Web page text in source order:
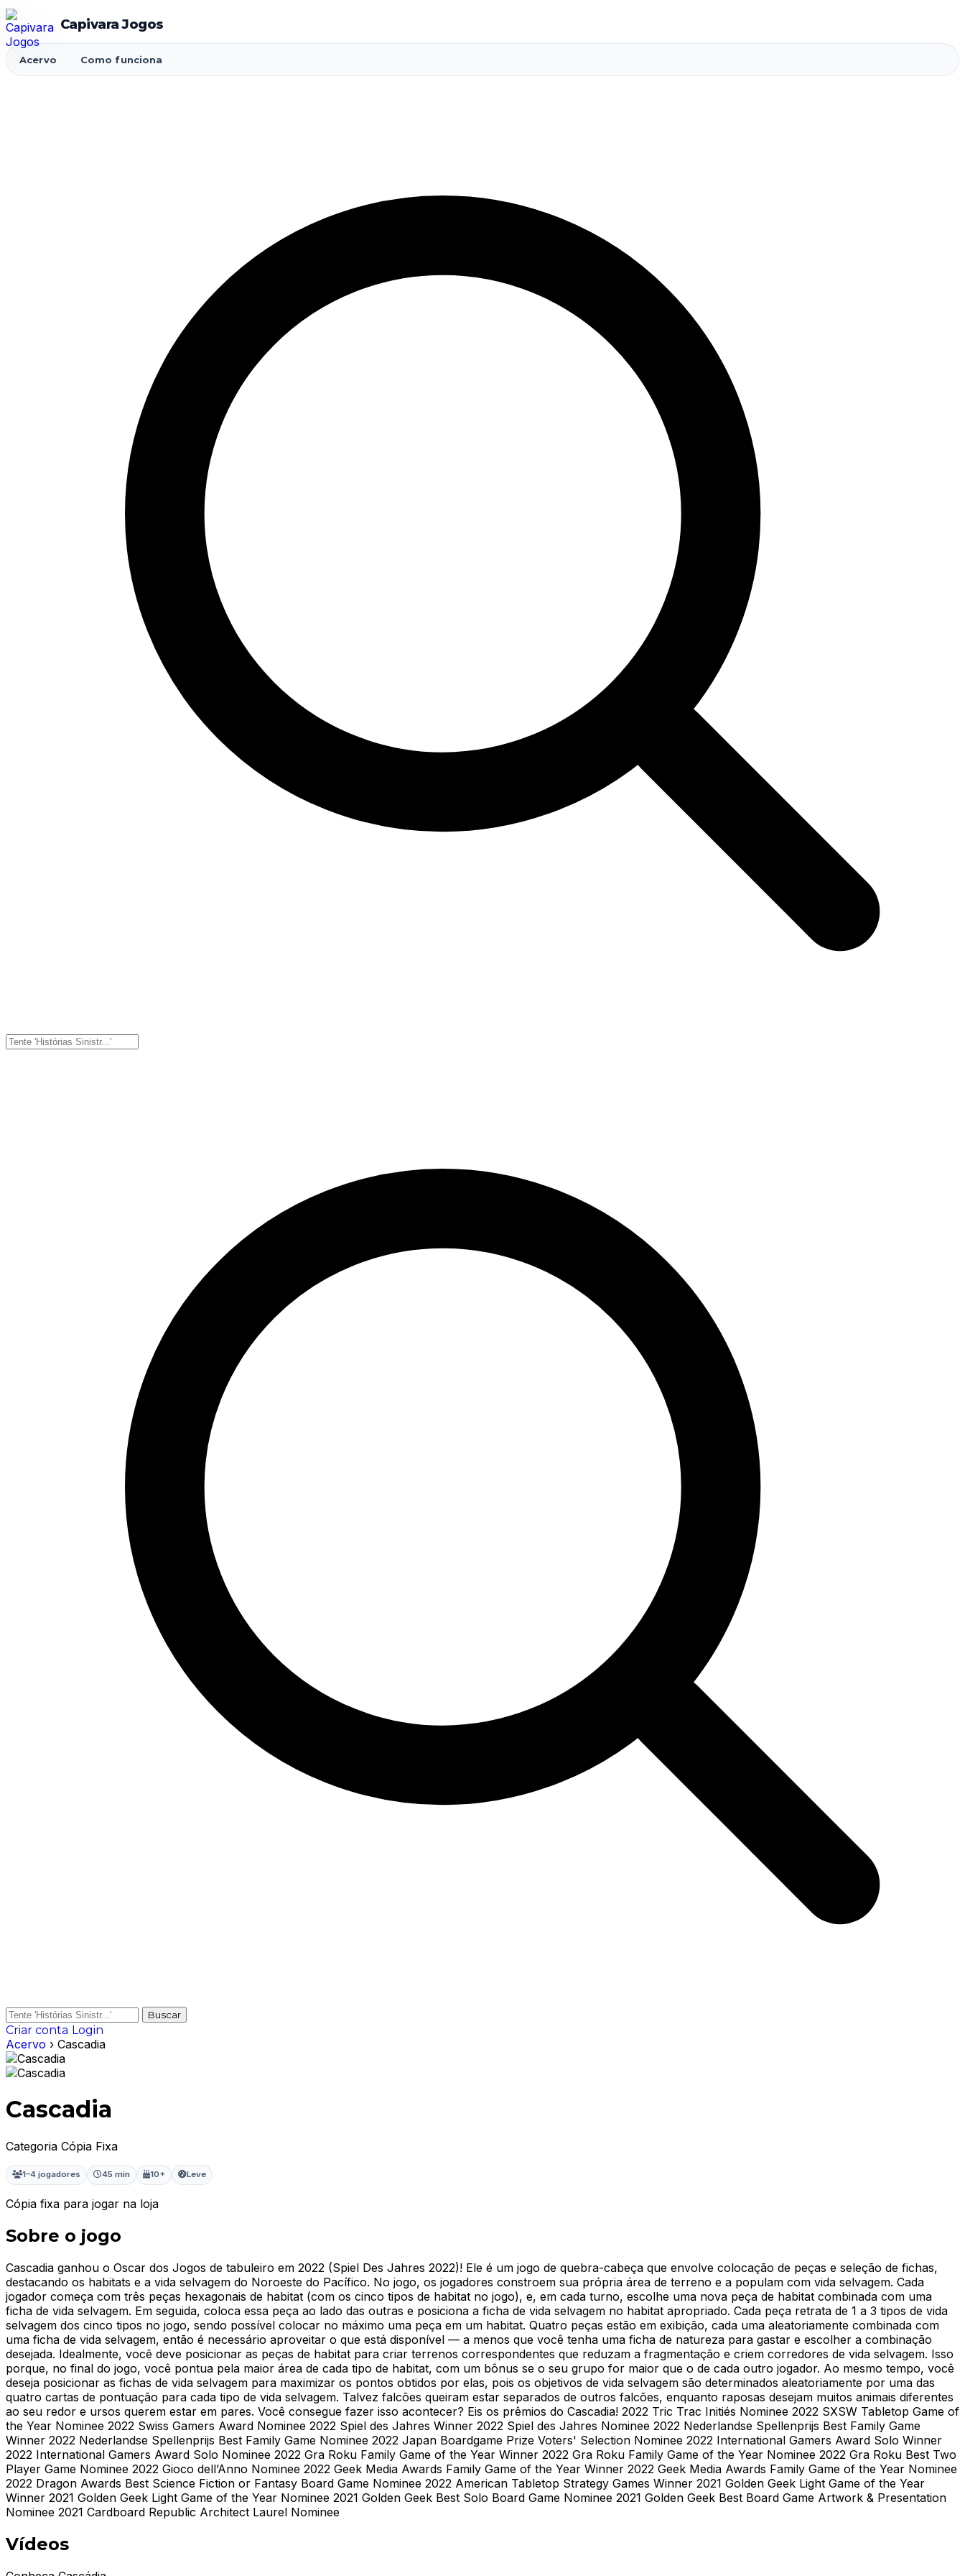
Capivara Jogos
Acervo Como funciona
Buscar
Criar conta Login
Acervo › Cascadia
Cascadia
Categoria Cópia Fixa
1–4 jogadores 45 min 10+ Leve
Cópia fixa para jogar na loja
Sobre o jogo
Cascadia ganhou o Oscar dos Jogos de tabuleiro em 2022 (Spiel Des Jahres 2022)! Ele é um jogo de quebra-cabeça que envolve colocação de peças e seleção de fichas,
destacando os habitats e a vida selvagem do Noroeste do Pacífico. No jogo, os jogadores constroem sua própria área de terreno e a populam com vida selvagem. Cada
jogador começa com três peças hexagonais de habitat (com os cinco tipos de habitat no jogo), e, em cada turno, escolhe uma nova peça de habitat combinada com uma
ficha de vida selvagem. Em seguida, coloca essa peça ao lado das outras e posiciona a ficha de vida selvagem no habitat apropriado. Cada peça retrata de 1 a 3 tipos de vida
selvagem dos cinco tipos no jogo, sendo possível colocar no máximo uma peça em um habitat. Quatro peças estão em exibição, cada uma aleatoriamente combinada com
uma ficha de vida selvagem, então é necessário aproveitar o que está disponível — a menos que você tenha uma ficha de natureza para gastar e escolher a combinação
desejada. Idealmente, você deve posicionar as peças de habitat para criar terrenos correspondentes que reduzam a fragmentação e criem corredores de vida selvagem. Isso
porque, no final do jogo, você pontua pela maior área de cada tipo de habitat, com um bônus se o seu grupo for maior que o de cada outro jogador. Ao mesmo tempo, você
deseja posicionar as fichas de vida selvagem para maximizar os pontos obtidos por elas, pois os objetivos de vida selvagem são determinados aleatoriamente por uma das
quatro cartas de pontuação para cada tipo de vida selvagem. Talvez falcões queiram estar separados de outros falcões, enquanto raposas desejam muitos animais diferentes
ao seu redor e ursos querem estar em pares. Você consegue fazer isso acontecer? Eis os prêmios do Cascadia! 2022 Tric Trac Initiés Nominee 2022 SXSW Tabletop Game of
the Year Nominee 2022 Swiss Gamers Award Nominee 2022 Spiel des Jahres Winner 2022 Spiel des Jahres Nominee 2022 Nederlandse Spellenprijs Best Family Game
Winner 2022 Nederlandse Spellenprijs Best Family Game Nominee 2022 Japan Boardgame Prize Voters' Selection Nominee 2022 International Gamers Award Solo Winner
2022 International Gamers Award Solo Nominee 2022 Gra Roku Family Game of the Year Winner 2022 Gra Roku Family Game of the Year Nominee 2022 Gra Roku Best Two
Player Game Nominee 2022 Gioco dell’Anno Nominee 2022 Geek Media Awards Family Game of the Year Winner 2022 Geek Media Awards Family Game of the Year Nominee
2022 Dragon Awards Best Science Fiction or Fantasy Board Game Nominee 2022 American Tabletop Strategy Games Winner 2021 Golden Geek Light Game of the Year
Winner 2021 Golden Geek Light Game of the Year Nominee 2021 Golden Geek Best Solo Board Game Nominee 2021 Golden Geek Best Board Game Artwork & Presentation
Nominee 2021 Cardboard Republic Architect Laurel Nominee
Vídeos